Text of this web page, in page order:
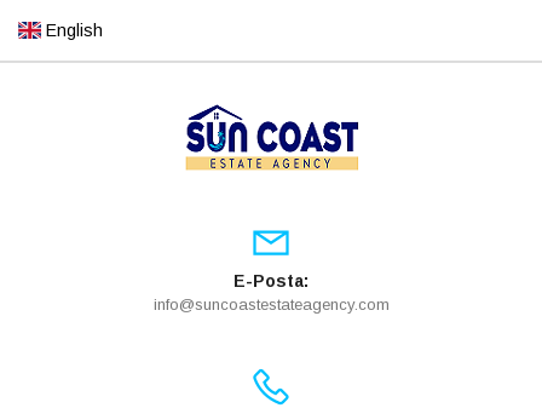
English
E-Posta:
info@suncoastestateagency.com